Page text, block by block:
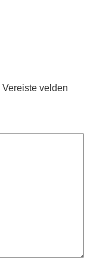
Vereiste velden